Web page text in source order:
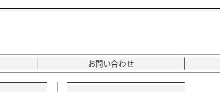
お問い合わせ